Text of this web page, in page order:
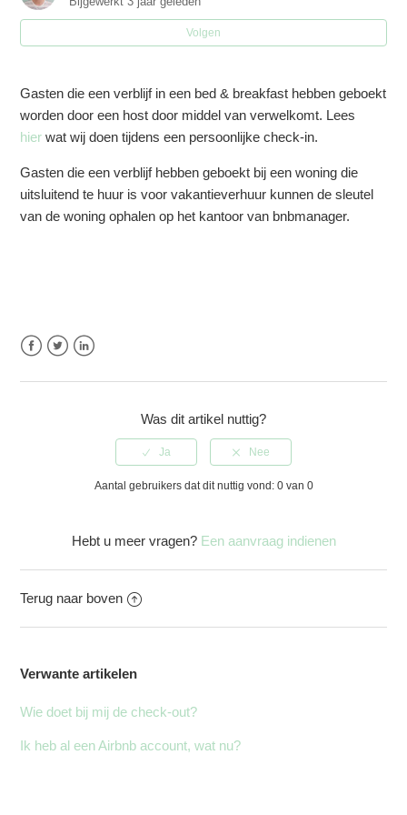
Volgen
Gasten die een verblijf in een bed & breakfast hebben geboekt
worden door een host door middel van verwelkomt. Lees
hier wat wij doen tijdens een persoonlijke check-in.
Gasten die een verblijf hebben geboekt bij een woning die
uitsluitend te huur is voor vakantieverhuur kunnen de sleutel
van de woning ophalen op het kantoor van bnbmanager.
Was dit artikel nuttig?
Aantal gebruikers dat dit nuttig vond: 0 van 0
Hebt u meer vragen? Een aanvraag indienen
Terug naar boven
Verwante artikelen
Wie doet bij mij de check-out?
Ik heb al een Airbnb account, wat nu?